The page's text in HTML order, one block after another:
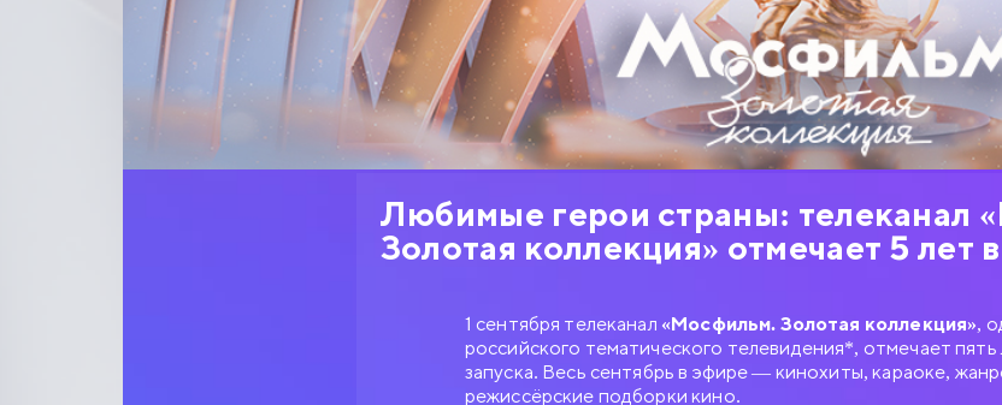
Любимые герои страны: телеканал
Золотая коллекция» отмечает 5 лет
1 сентября телеканал «Мосфильм. Золотая коллекция»,
российского тематического телевидения*, отмечает
запуска. Весь сентябрь в эфире — кинохиты, караоке,
режиссёрские подборки кино.